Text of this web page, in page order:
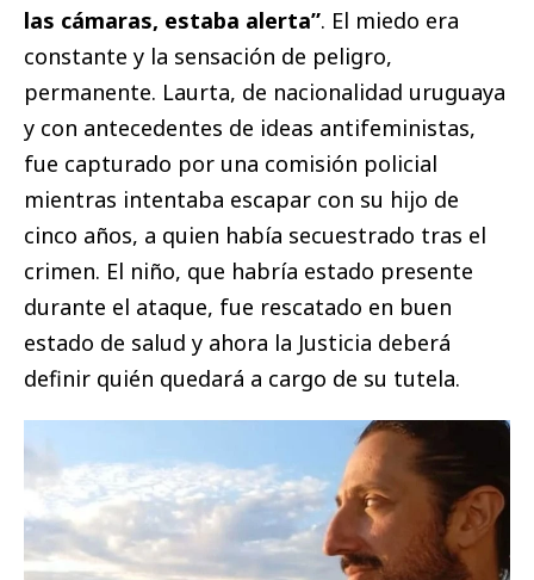
las cámaras, estaba alerta”. El miedo era
constante y la sensación de peligro,
permanente. Laurta, de nacionalidad uruguaya
y con antecedentes de ideas antifeministas,
fue capturado por una comisión policial
mientras intentaba escapar con su hijo de
cinco años, a quien había secuestrado tras el
crimen. El niño, que habría estado presente
durante el ataque, fue rescatado en buen
estado de salud y ahora la Justicia deberá
definir quién quedará a cargo de su tutela.